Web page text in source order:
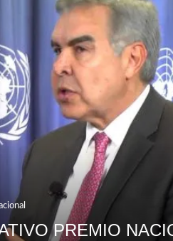
PREMIO